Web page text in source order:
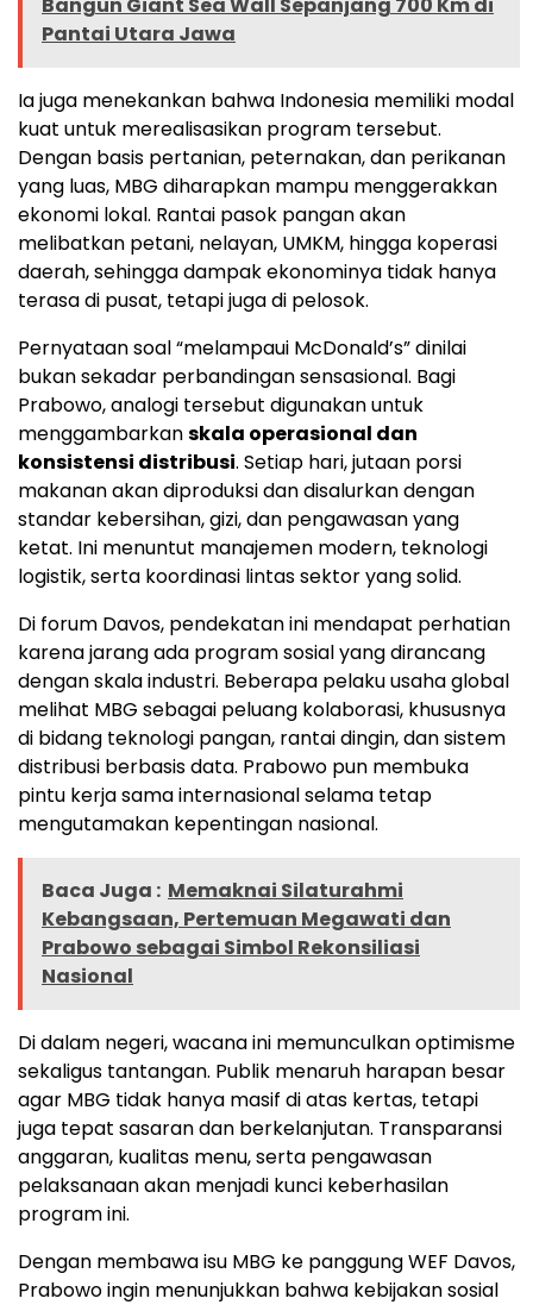
Bangun Giant Sea Wall Sepanjang 700 Km di
Pantai Utara Jawa
Ia juga menekankan bahwa Indonesia memiliki modal
kuat untuk merealisasikan program tersebut.
Dengan basis pertanian, peternakan, dan perikanan
yang luas, MBG diharapkan mampu menggerakkan
ekonomi lokal. Rantai pasok pangan akan
melibatkan petani, nelayan, UMKM, hingga koperasi
daerah, sehingga dampak ekonominya tidak hanya
terasa di pusat, tetapi juga di pelosok.
Pernyataan soal “melampaui McDonald’s” dinilai
bukan sekadar perbandingan sensasional. Bagi
Prabowo, analogi tersebut digunakan untuk
menggambarkanskala operasional dan
konsistensi distribusi. Setiap hari, jutaan porsi
makanan akan diproduksi dan disalurkan dengan
standar kebersihan, gizi, dan pengawasan yang
ketat. Ini menuntut manajemen modern, teknologi
logistik, serta koordinasi lintas sektor yang solid.
Di forum Davos, pendekatan ini mendapat perhatian
karena jarang ada program sosial yang dirancang
dengan skala industri. Beberapa pelaku usaha global
melihat MBG sebagai peluang kolaborasi, khususnya
di bidang teknologi pangan, rantai dingin, dan sistem
distribusi berbasis data. Prabowo pun membuka
pintu kerja sama internasional selama tetap
mengutamakan kepentingan nasional.
Baca Juga : Memaknai Silaturahmi
Kebangsaan, Pertemuan Megawati dan
Prabowo sebagai Simbol Rekonsiliasi
Nasional
Di dalam negeri, wacana ini memunculkan optimisme
sekaligus tantangan. Publik menaruh harapan besar
agar MBG tidak hanya masif di atas kertas, tetapi
juga tepat sasaran dan berkelanjutan. Transparansi
anggaran, kualitas menu, serta pengawasan
pelaksanaan akan menjadi kunci keberhasilan
program ini.
Dengan membawa isu MBG ke panggung WEF Davos,
Prabowo ingin menunjukkan bahwa kebijakan sosial